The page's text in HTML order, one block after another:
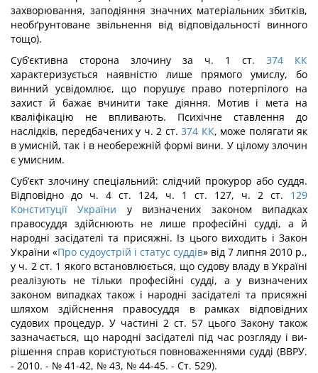
захворювання, заподіяння значних матеріальних збитків,
необґрунтоване звільнення від відповідальності вин­ного
тощо).
Суб’єктивна сторона злочину за ч. 1 ст. 374 КК
характеризується наявністю лише прямого умислу, бо
винний усвідомлює, що порушує право потерпілого на
захист й бажає вчинити таке діяння. Мотив і мета на
кваліфікацію не впливають. Психічне ставлення до
наслідків, передбачених у ч. 2 ст. 374 КК, може полягати як
в умисній, так і в необережній формі вини. У цілому злочин
є умисним.
Суб’єкт злочину спеціальний: слідчий прокурор або суддя.
Відповідно до ч. 4 ст. 124, ч. 1 ст. 127, ч. 2 ст. 129
Конституції України у визначених законом випадках
правосуддя здійснюють не лише професійні судді, а й
народні засідателі та присяжні. Із цього виходить і Закон
України «Про судоустрій і статус суддів» від 7 липня 2010 р.,
у ч. 2 ст. 1 якого встановлюється, що судову владу в Україні
реалізують не тільки про­фесійні судді, а у визначених
законом випадках також і народні засідателі та присяж­ні
шляхом здійснення правосуддя в рамках відповідних
судових процедур. У частині 2 ст. 57 цього Закону також
зазначається, що народні засідателі під час розгляду і ви­
рішення справ користуються повноваженнями судді (ВВРУ.
- 2010. - № 41-42, № 43, № 44-45. - Ст. 529).